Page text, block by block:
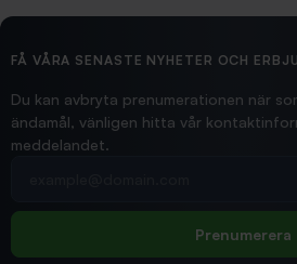
Hittade exakt vad jag behövde. Snabb
FÅ VÅRA SENASTE NYHETER OCH
Du kan avbryta prenumerationen när
ändamål, vänligen hitta vår
meddelandet.
Prenumerera